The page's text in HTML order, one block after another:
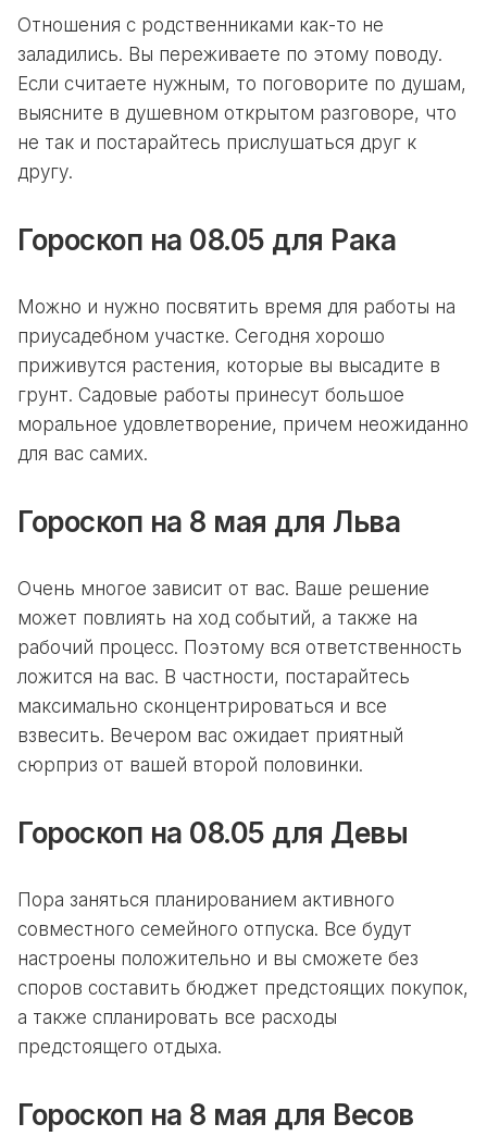
Отношения с родственниками как-то не
заладились. Вы переживаете по этому поводу.
Если считаете нужным, то поговорите по душам,
выясните в душевном открытом разговоре, что
не так и постарайтесь прислушаться друг к
другу.
Гороскоп на 08.05 для Рака
Можно и нужно посвятить время для работы на
приусадебном участке. Сегодня хорошо
приживутся растения, которые вы высадите в
грунт. Садовые работы принесут большое
моральное удовлетворение, причем неожиданно
для вас самих.
Гороскоп на 8 мая для Льва
Очень многое зависит от вас. Ваше решение
может повлиять на ход событий, а также на
рабочий процесс. Поэтому вся ответственность
ложится на вас. В частности, постарайтесь
максимально сконцентрироваться и все
взвесить. Вечером вас ожидает приятный
сюрприз от вашей второй половинки.
Гороскоп на 08.05 для Девы
Пора заняться планированием активного
совместного семейного отпуска. Все будут
настроены положительно и вы сможете без
споров составить бюджет предстоящих покупок,
а также спланировать все расходы
предстоящего отдыха.
Гороскоп на 8 мая для Весов